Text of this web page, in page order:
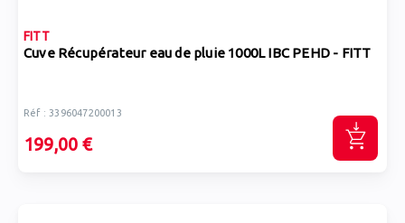
FITT
Cuve Récupérateur eau de pluie 1000L IBC PEHD - FITT
Réf : 3396047200013
199,00 €